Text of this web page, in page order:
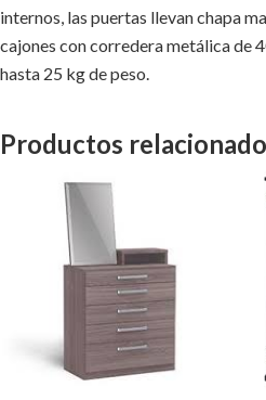
internos, las puertas llevan chapa
cajones con corredera metálica de
hasta 25 kg de peso.
Productos